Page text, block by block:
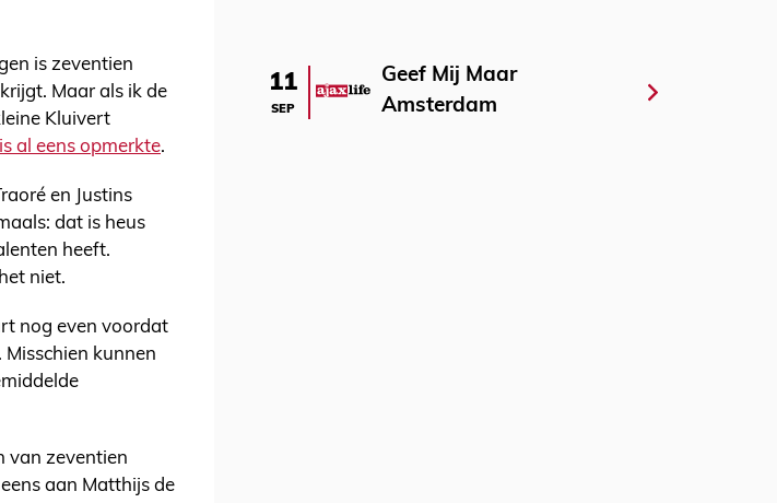
is zeventien
Maar als ik de
Kluivert
al eens opmerkte.
en Justins
dat is heus
heeft.
niet.
nog even voordat
kunnen
van zeventien
aan Matthijs de
11
SEP
Geef Mij Maar
Amsterdam